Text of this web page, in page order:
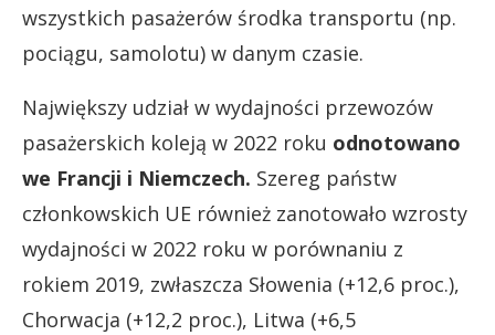
wszystkich pasażerów środka transportu (np.
pociągu, samolotu) w danym czasie.
Największy udział w wydajności przewozów
pasażerskich koleją w 2022 roku odnotowano
we Francji i Niemczech. Szereg państw
członkowskich UE również zanotowało wzrosty
wydajności w 2022 roku w porównaniu z
rokiem 2019, zwłaszcza Słowenia (+12,6 proc.),
Chorwacja (+12,2 proc.), Litwa (+6,5